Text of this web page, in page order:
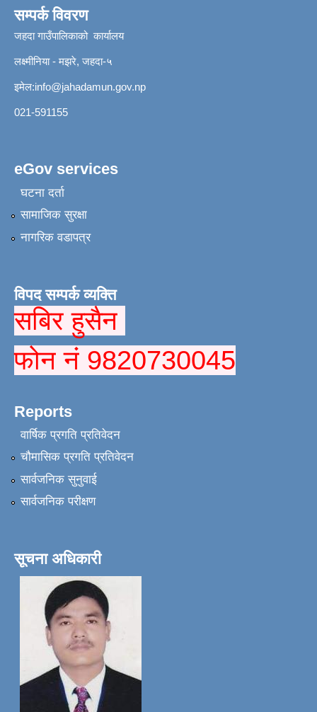
सम्पर्क विवरण
जहदा गाउँपालिकाको कार्यालय
लक्ष्मीनिया - मझरे, जहदा-५
इमेल:info@jahadamun.gov.np
021-591155
eGov services
घटना दर्ता
सामाजिक सुरक्षा
नागरिक वडापत्र
विपद सम्पर्क व्यक्ति
सबिर हुसैन
फोन नं 9820730045
Reports
वार्षिक प्रगति प्रतिवेदन
चौमासिक प्रगति प्रतिवेदन
सार्वजनिक सुनुवाई
सार्वजनिक परीक्षण
सूचना अधिकारी